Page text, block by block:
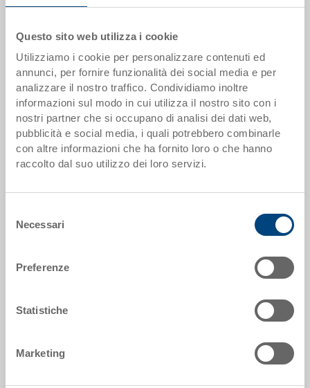
Questo sito web utilizza i cookie
Utilizziamo i cookie per personalizzare contenuti ed
annunci, per fornire funzionalità dei social media e per
analizzare il nostro traffico. Condividiamo inoltre
informazioni sul modo in cui utilizza il nostro sito con i
nostri partner che si occupano di analisi dei dati web,
pubblicità e social media, i quali potrebbero combinarle
con altre informazioni che ha fornito loro o che hanno
raccolto dal suo utilizzo dei loro servizi.
delNecessari
Preferenze
Statistiche
Marketing
Disponbilità: su richiesta
Il prodotto non può essere ordinato online:Richiedi
offerta
Dati articolo
Codice
33-1208I-01-00-11 R.P7010
Dimensioni esterne: